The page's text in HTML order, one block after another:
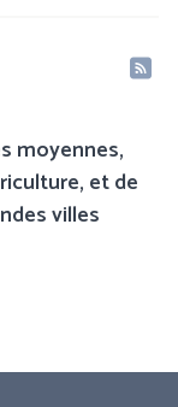
moyennes,
et de
villes